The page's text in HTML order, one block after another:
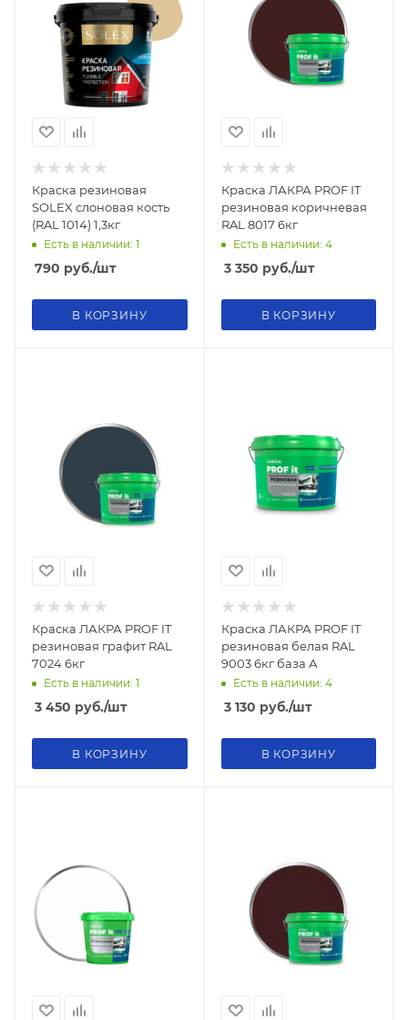
Краска резиновая
SOLEX слоновая кость
(RAL 1014) 1,3кг
Есть в наличии: 1
790 руб./шт
В КОРЗИНУ
Краска ЛАКРА PROF IT
резиновая коричневая
RAL 8017 6кг
Есть в наличии: 4
3 350 руб./шт
В КОРЗИНУ
Краска ЛАКРА PROF IT
резиновая графит RAL
7024 6кг
Есть в наличии: 1
3 450 руб./шт
В КОРЗИНУ
Краска ЛАКРА PROF IT
резиновая белая RAL
9003 6кг база А
Есть в наличии: 4
3 130 руб./шт
В КОРЗИНУ